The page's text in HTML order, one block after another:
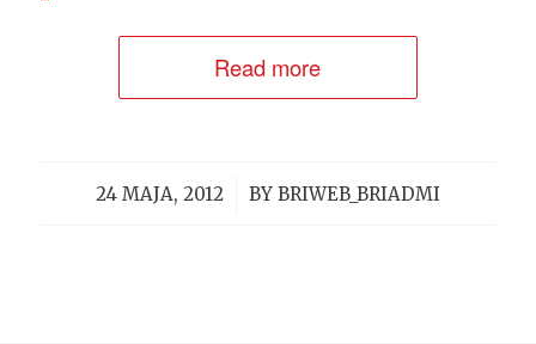
Read more
24 MAJA, 2012
/ BY BRIWEB_BRIADMI